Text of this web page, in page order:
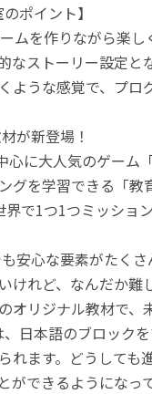
ポイント】
ムを作りながら楽し
なストーリー設定と
ような感覚で、プロ
が新登場！
に大人気のゲーム
グを学習できる「教
で1つ1つミッショ
安心な要素がたくさ
けれど、なんだか
オリジナル教材で、
日本語のブロック
れます。どうして
できるようになっ